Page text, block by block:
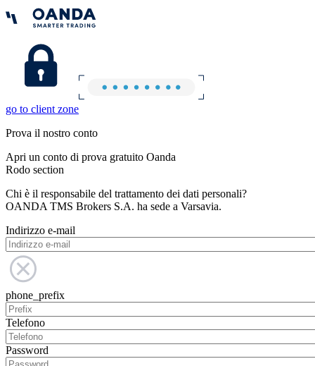
go to client zone
Prova il nostro conto
Apri un conto di prova gratuito Oanda
Rodo section
Chi è il responsabile del trattamento dei dati personali?
OANDA TMS Brokers S.A. ha sede a Varsavia.
Indirizzo e-mail
phone_prefix
Telefono
Password